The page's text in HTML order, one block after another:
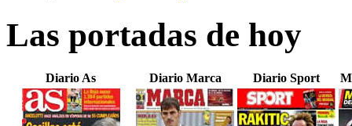
Las portadas de hoy
Diario As Diario Marca Diario Sport